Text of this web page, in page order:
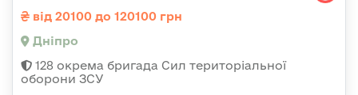
від 20100 до 120100 грн
Дніпро
128 окрема бригада Сил територіальної
оборони ЗСУ